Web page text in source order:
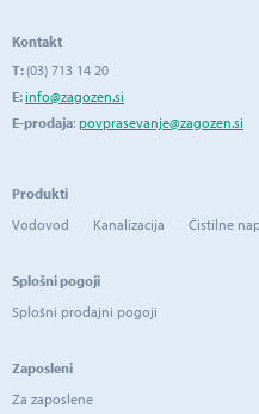
Kontakt
T: (03) 713 14 20
E:info@zagozen.si
E-prodaja: povprasevanje@zagozen.si
Produkti
Vodovod
Kanalizacija Čistilne
Splošni pogoji
Splošni prodajni pogoji
Zaposleni
Za zaposlene